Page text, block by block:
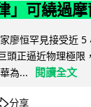
」可繞過
廖恒罕見接受近 5
頭正逼近物理極限
為...
閱讀全文
分享